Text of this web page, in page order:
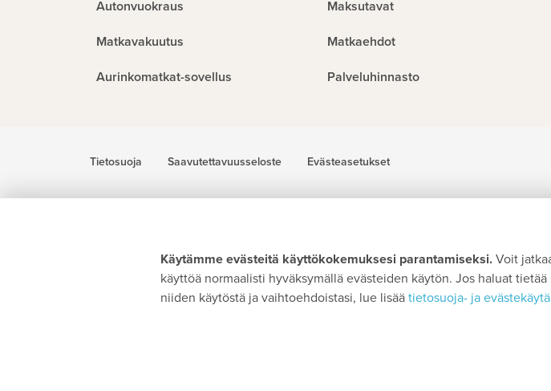
Autonvuokraus
Matkavakuutus
Aurinkomatkat-sovellus
Maksutavat
Matkaehdot
Palveluhinnasto
Tietosuoja Saavutettavuusseloste Evästeasetukset
Käytämme evästeitä käyttökokemuksesi parantamiseksi. Voit
käyttöä normaalisti hyväksymällä evästeiden käytön. Jos haluat tietää
niiden käytöstä ja vaihtoehdoistasi, lue lisää tietosuoja- ja